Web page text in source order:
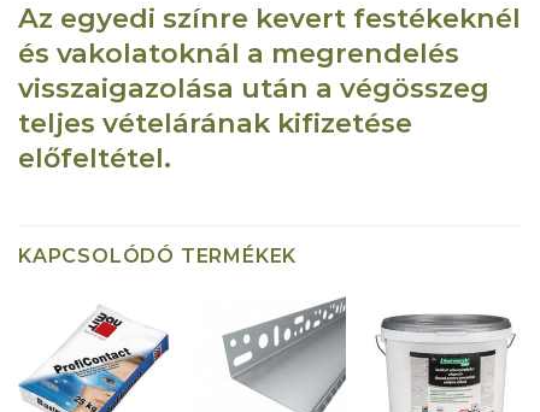
Az egyedi színre kevert festékeknél
és vakolatoknál a megrendelés
visszaigazolása után a végösszeg
teljes vételárának kifizetése
előfeltétel.
KAPCSOLÓDÓ TERMÉKEK